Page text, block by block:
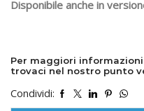
Disponibile anche in
Per maggiori
trovaci nel nostro punto
Condividi: